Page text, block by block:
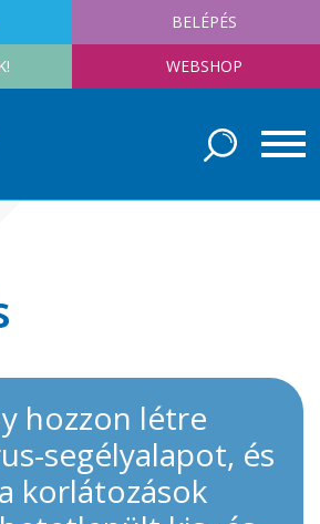
BELÉPÉS
WEBSHOP
hozzon létre
segélyalapot, és
korlátozások